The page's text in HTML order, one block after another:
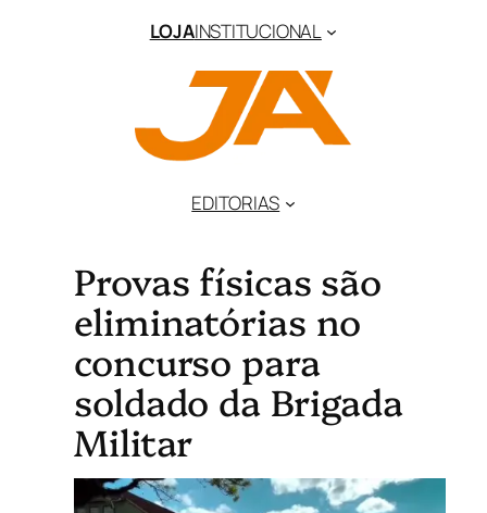
LOJAINSTITUCIONAL
EDITORIAS
Provas físicas são
eliminatórias no
concurso para
soldado da Brigada
Militar